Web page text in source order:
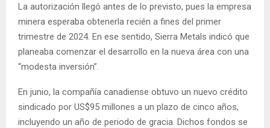
La autorización llegó antes de lo previsto, pues la empresa
minera esperaba obtenerla recién a fines del primer
trimestre de 2024. En ese sentido, Sierra Metals indicó que
planeaba comenzar el desarrollo en la nueva área con una
“modesta inversión”.
En junio, la compañía canadiense obtuvo un nuevo crédito
sindicado por US$95 millones a un plazo de cinco años,
incluyendo un año de periodo de gracia. Dichos fondos se